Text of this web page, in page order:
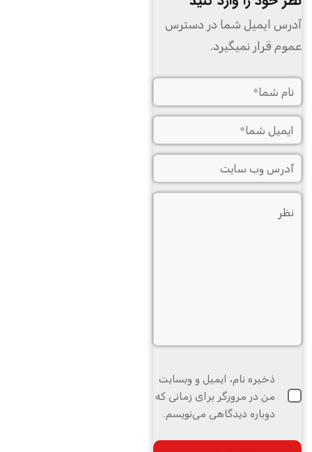
آدرس ایمیل شما در دسترس
عموم قرار نمیگیرد.
ذخیره نام، ایمیل و وبسایت
من در مرورگر برای زمانی که
دوباره دیدگاهی می‌نویسم.